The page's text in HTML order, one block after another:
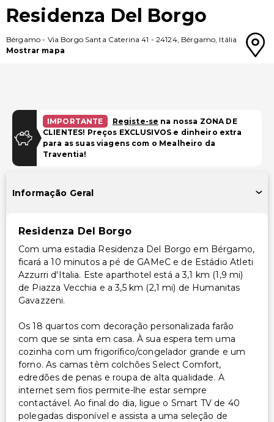
Residenza Del Borgo
Bérgamo - Via Borgo Santa Caterina 41 -24124, Bérgamo, Itália
Mostrar mapa
IMPORTANTE Registe-se na nossa ZONA DE
CLIENTES! Preços EXCLUSIVOS e dinheiro extra
para as suas viagens com o Mealheiro da
Traventia!
Informação Geral
Residenza Del Borgo
Com uma estadia Residenza Del Borgo em Bérgamo,
ficará a 10 minutos a pé de GAMeC e de Estádio Atleti
Azzurri d'Italia. Este aparthotel está a 3,1 km (1,9 mi)
de Piazza Vecchia e a 3,5 km (2,1 mi) de Humanitas
Gavazzeni.
Os 18 quartos com decoração personalizada farão
com que se sinta em casa. À sua espera tem uma
cozinha com um frigorífico/congelador grande e um
forno. As camas têm colchões Select Comfort,
edredões de penas e roupa de alta qualidade. A
internet sem fios permite-lhe estar sempre
contactável. Ao final do dia, ligue o Smart TV de 40
polegadas disponível e assista a uma seleção de